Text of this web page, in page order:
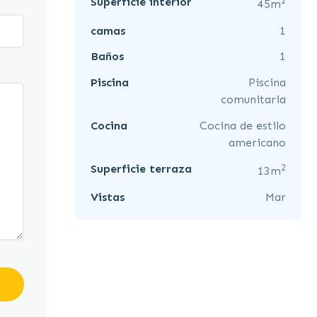
45m
camas
1
Baños
1
Piscina
Piscina
comunitaria
Cocina
Cocina de estilo
americano
Superficie terraza
13m2
Vistas Mar